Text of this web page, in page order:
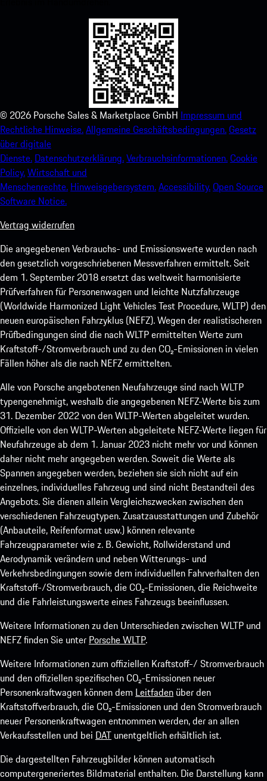
© 2026 Porsche Sales & Marketplace GmbH Impressum und
Rechtliche Hinweise.Allgemeine Geschäftsbedingungen.Gesetz
über digitale
Dienste. Datenschutzerklärung.Verbrauchsinformationen.Cookie
Policy.Wirtschaft und
Menschenrechte. Hinweisgebersystem.Accessibility.Open Source
Software Notice.
Vertrag widerrufen
Die angegebenen Verbrauchs- und Emissionswerte wurden nach
den gesetzlich vorgeschriebenen Messverfahren ermittelt. Seit
dem 1. September 2018 ersetzt das weltweit harmonisierte
Prüfverfahren für Personenwagen und leichte Nutzfahrzeuge
(Worldwide Harmonized Light Vehicles Test Procedure, WLTP) den
neuen europäischen Fahrzyklus (NEFZ). Wegen der realistischeren
Prüfbedingungen sind die nach WLTP ermittelten Werte zum
Kraftstoff-/Stromverbrauch und zu den CO₂-Emissionen in vielen
Fällen höher als die nach NEFZ ermittelten.
Alle von Porsche angebotenen Neufahrzeuge sind nach WLTP
typengenehmigt, weshalb die angegebenen NEFZ-Werte bis zum
31. Dezember 2022 von den WLTP-Werten abgeleitet wurden.
Offizielle von den WLTP-Werten abgeleitete NEFZ-Werte liegen für
Neufahrzeuge ab dem 1. Januar 2023 nicht mehr vor und können
daher nicht mehr angegeben werden. Soweit die Werte als
Spannen angegeben werden, beziehen sie sich nicht auf ein
einzelnes, individuelles Fahrzeug und sind nicht Bestandteil des
Angebots. Sie dienen allein Vergleichszwecken zwischen den
verschiedenen Fahrzeugtypen. Zusatzausstattungen und Zubehör
(Anbauteile, Reifenformat usw.) können relevante
Fahrzeugparameter wie z. B. Gewicht, Rollwiderstand und
Aerodynamik verändern und neben Witterungs- und
Verkehrsbedingungen sowie dem individuellen Fahrverhalten den
Kraftstoff-/Stromverbrauch, die CO₂-Emissionen, die Reichweite
und die Fahrleistungswerte eines Fahrzeugs beeinflussen.
Weitere Informationen zu den Unterschieden zwischen WLTP und
NEFZ finden Sie unter Porsche WLTP.
Weitere Informationen zum offiziellen Kraftstoff-/ Stromverbrauch
und den offiziellen spezifischen CO₂-Emissionen neuer
Personenkraftwagen können dem Leitfaden über den
Kraftstoffverbrauch, die CO₂-Emissionen und den Stromverbrauch
neuer Personenkraftwagen entnommen werden, der an allen
Verkaufsstellen und bei DAT unentgeltlich erhältlich ist.
Die dargestellten Fahrzeugbilder können automatisch
computergeneriertes Bildmaterial enthalten. Die Darstellung kann